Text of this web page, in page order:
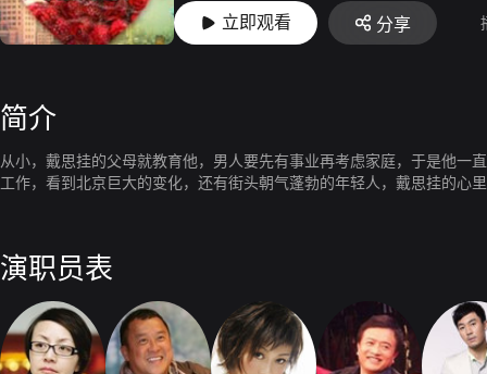
立即观看 分享
简介
从小，戴思挂的父母就教育他，男人要先有事业再考虑家庭，于是他一
工作，看到北京巨大的变化，还有街头朝气蓬勃的年轻人，戴思挂的心
演职员表